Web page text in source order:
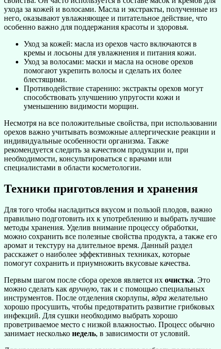
ухода за кожей и волосами. Масла и экстракты, полученные из
него, оказывают увлажняющее и питательное действие, что
особенно важно для поддержания красоты и здоровья.
Уход за кожей: масла из орехов часто включаются в
кремы и лосьоны для увлажнения и питания кожи.
Уход за волосами: маски и масла на основе орехов
помогают укрепить волосы и сделать их более
блестящими.
Противодействие старению: экстракты орехов могут
способствовать улучшению упругости кожи и
уменьшению видимости морщин.
Несмотря на все положительные свойства, при использовании
орехов важно учитывать возможные аллергические реакции и
индивидуальные особенности организма. Также
рекомендуется следить за качеством продукции и, при
необходимости, консультироваться с врачами или
специалистами в области косметологии.
Техники приготовления и хранения
Для того чтобы насладиться вкусом и пользой плодов, важно
правильно подготовить их к употреблению и выбрать лучшие
методы хранения. Уделив внимание процессу обработки,
можно сохранить все полезные свойства продукта, а также его
аромат и текстуру на длительное время. Данный раздел
расскажет о наиболее эффективных техниках, которые
помогут сохранить и приумножить вкусовые качества.
Первым шагом после сбора орехов является их очистка. Это
можно сделать как вручную, так и с помощью специальных
инструментов. После отделения скорлупы, ядра желательно
хорошо просушить, чтобы предотвратить развитие грибковых
инфекций. Для сушки необходимо выбрать хорошо
проветриваемое место с низкой влажностью. Процесс обычно
занимает несколько недель, в зависимости от условий.